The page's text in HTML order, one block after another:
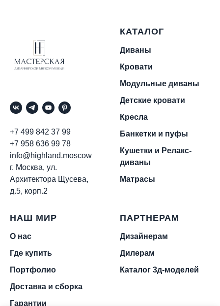
+7 499 842 37 99
+7 958 636 99 78
info@highland.moscow
г. Москва, ул.
Архитектора Щусева,
д.5, корп.2
КАТАЛОГ
Диваны
Кровати
Модульные диваны
Детские кровати
Кресла
Банкетки и пуфы
Кушетки и Релакс-
диваны
Матрасы
НАШ МИР
О нас
Где купить
Портфолио
Доставка и сборка
Гарантии
ПАРТНЕРАМ
Дизайнерам
Дилерам
Каталог 3д-моделей